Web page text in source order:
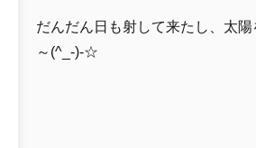
だんだん日も射して来たし、太
～(^_-)-☆